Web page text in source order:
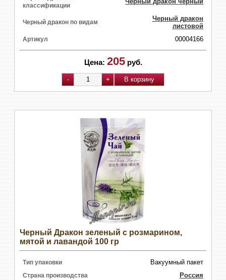
классификации
Черный дракон по видам
Черный дракон
листовой
Артикул 00004166
Цена: 205 руб.
Черный Дракон зеленый с розмарином,
мятой и лавандой 100 гр
Тип упаковки Вакуумный пакет
Страна производства Россия